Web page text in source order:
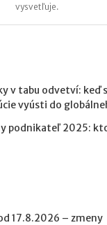
vysvetľuje.
v tabu odvetví: keď
vyústi do
podnikateľ 2025:
17.8.2026 – zmeny